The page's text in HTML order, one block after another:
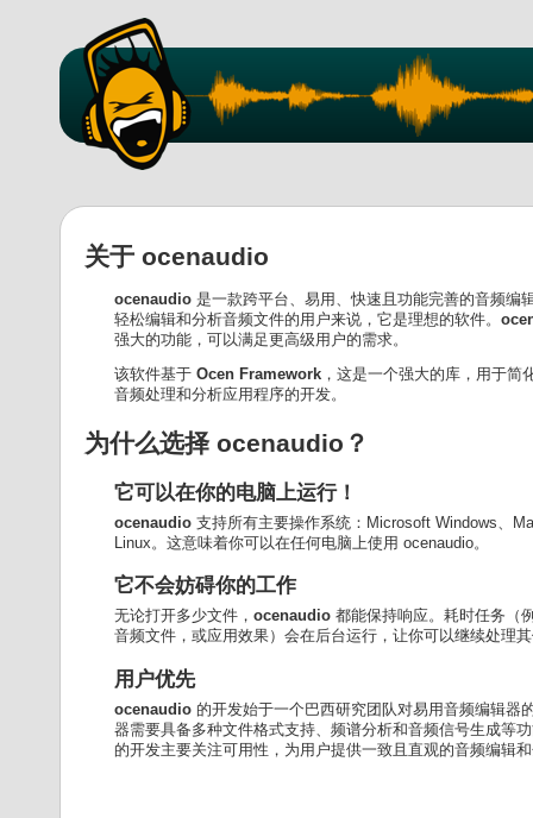
关于 ocenaudio
ocenaudio 是一款跨平台、易用、快速且功能完善的音频编
轻松编辑和分析音频文件的用户来说，它是理想的软件。
强大的功能，可以满足更高级用户的需求。
该软件基于 Ocen Framework ，这是一个强大的库，用于简
音频处理和分析应用程序的开发。
为什么选择 ocenaudio？
它可以在你的电脑上运行！
ocenaudio 支持所有主要操作系统：Microsoft Windows、
Linux。这意味着你可以在任何电脑上使用 ocenaudio。
它不会妨碍你的工作
无论打开多少文件， ocenaudio 都能保持响应。耗时任务（
音频文件，或应用效果）会在后台运行，让你可以继续处理
用户优先
ocenaudio 的开发始于一个巴西研究团队对易用音频编辑器
器需要具备多种文件格式支持、频谱分析和音频信号生成等
的开发主要关注可用性，为用户提供一致且直观的音频编辑